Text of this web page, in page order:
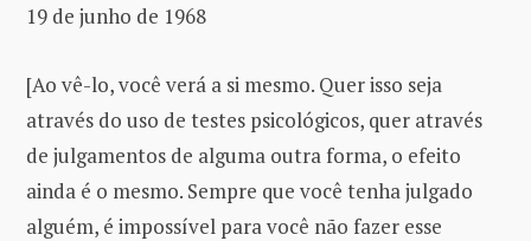
19 de junho de 1968
[Ao vê-lo, você verá a si mesmo. Quer isso seja
através do uso de testes psicológicos, quer através
de julgamentos de alguma outra forma, o efeito
ainda é o mesmo. Sempre que você tenha julgado
alguém, é impossível para você não fazer esse